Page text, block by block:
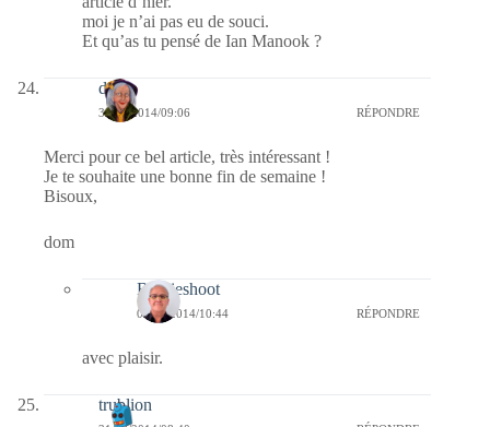
moi je n’ai pas eu de souci.
Et qu’as tu pensé de Ian Manook ?
dom
31/10/2014/09:06 RÉPONDRE
Merci pour ce bel article, très intéressant !
Je te souhaite une bonne fin de semaine !
Bisoux,
dom
Bernieshoot
01/11/2014/10:44 RÉPONDRE
avec plaisir.
trublion